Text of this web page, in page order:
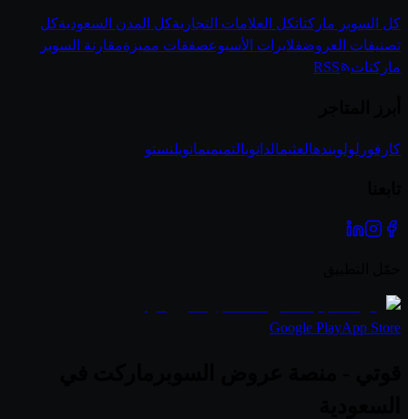
كل السوبر ماركتاتكل العلامات التجاريةكل المدن السعوديةكل
تصنيفات العروضفلايرات الأسبوعصفقات مميزةمقارنة السوبر
ماركتات
RSS
كارفور لولوبندهالعثيمالدانوبالتميميمانويلنستو
Google PlayApp Store